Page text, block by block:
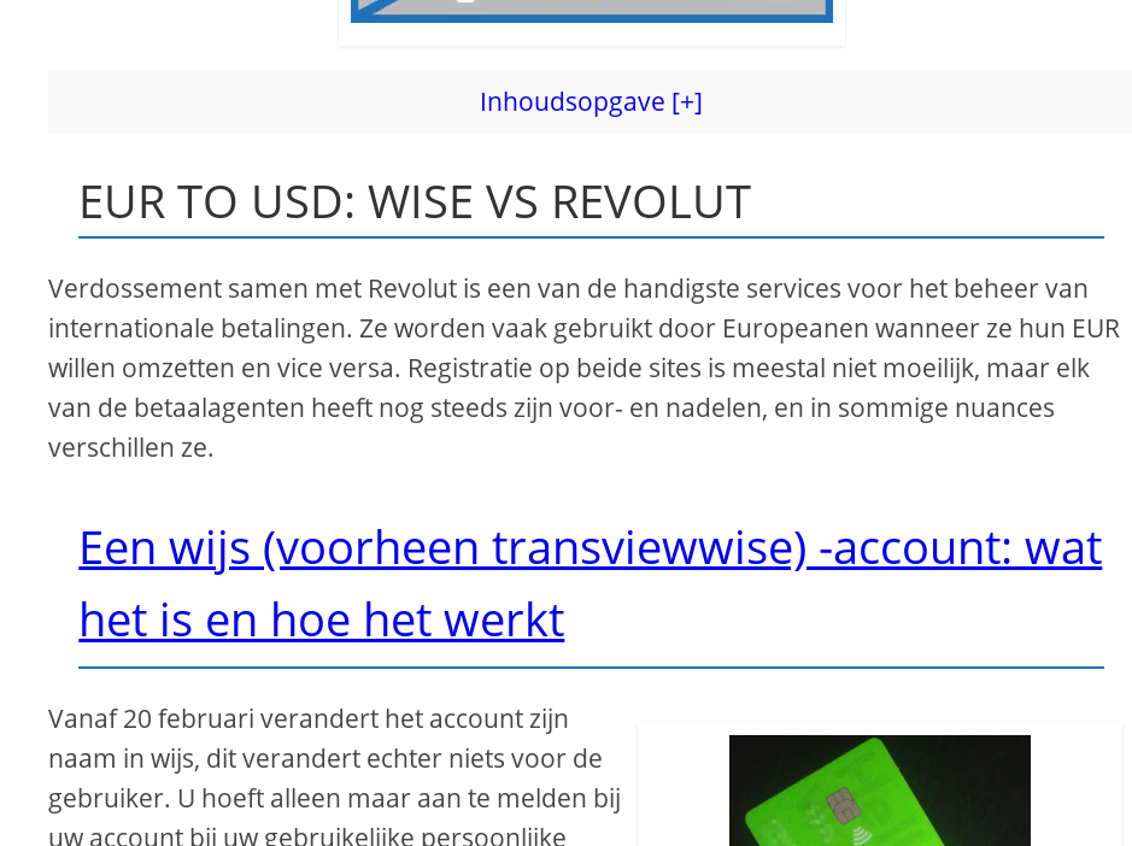
Inhoudsopgave [+]
EUR TO USD: WISE VS REVOLUT
Verdossement samen met Revolut is een van de handigste services voor het beheer van
internationale betalingen. Ze worden vaak gebruikt door Europeanen wanneer ze hun EUR
willen omzetten en vice versa. Registratie op beide sites is meestal niet moeilijk, maar elk
van de betaalagenten heeft nog steeds zijn voor- en nadelen, en in sommige nuances
verschillen ze.
Een wijs (voorheen transviewwise) -account: wat
het is en hoe het werkt
Vanaf 20 februari verandert het account zijn
naam in wijs, dit verandert echter niets voor de
gebruiker. U hoeft alleen maar aan te melden bij
uw account bij uw gebruikelijke persoonlijke